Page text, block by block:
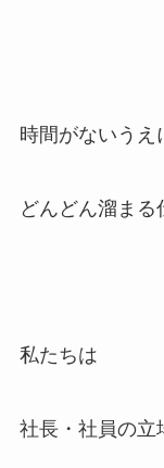
時間がないうえ
どんどん溜まる
私たちは
社長・社員の立